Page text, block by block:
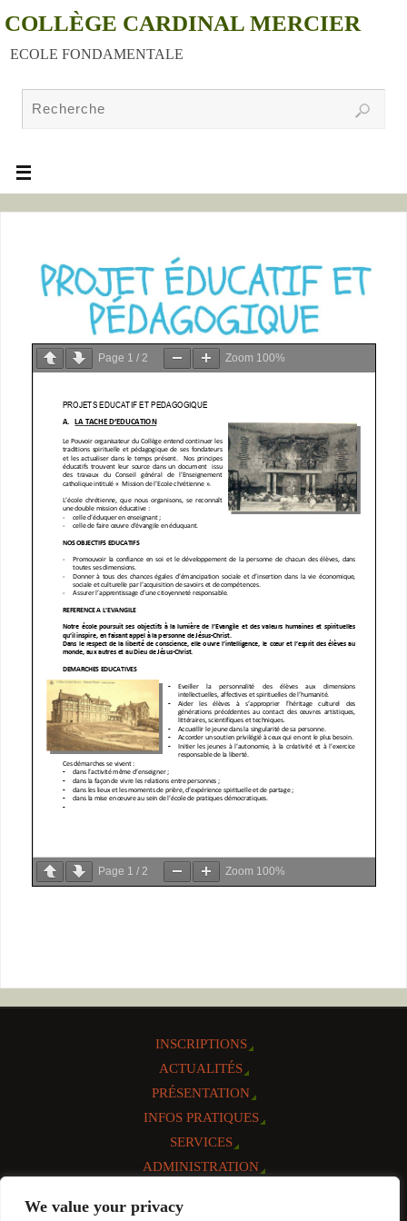
We value your privacy
COLLÈGE CARDINAL MERCIER
ECOLE FONDAMENTALE
Page 1 /2 Zoom 100%
Page 1 /2 Zoom 100%
INSCRIPTIONS
ACTUALITÉS
PRÉSENTATION
INFOS PRATIQUES
SERVICES
ADMINISTRATION
CONTACT